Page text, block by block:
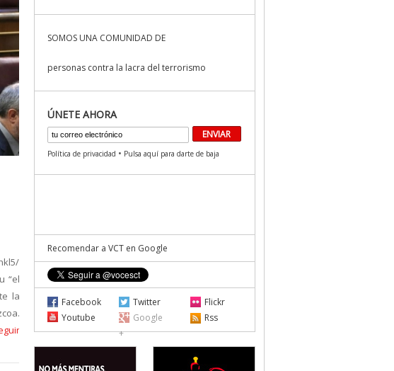
“el
la
SOMOS UNA COMUNIDAD DE
personas contra la lacra del terrorismo
ÚNETE AHORA
Política de privacidad • Pulsa aquí para darte de baja
Recomendar a VCT en Google
Facebook Twitter
Flickr
Youtube
Google
+
Rss